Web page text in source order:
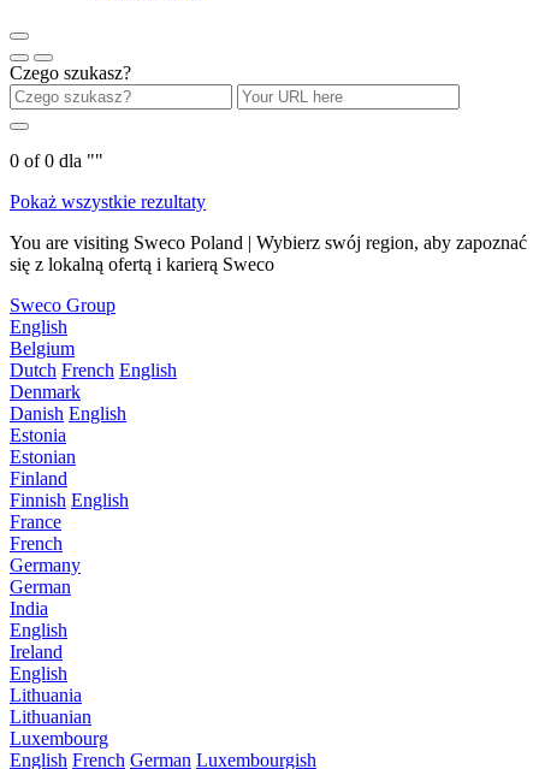
Czego szukasz?
0 of0 dla ""
Pokaż wszystkie rezultaty
You are visiting Sweco Poland | Wybierz swój region, aby zapoznać
się z lokalną ofertą i karierą Sweco
Sweco Group
English
Belgium
Dutch French English
Denmark
Danish English
Estonia
Estonian
Finland
Finnish English
France
French
Germany
German
India
English
Ireland
English
Lithuania
Lithuanian
Luxembourg
English French German Luxembourgish